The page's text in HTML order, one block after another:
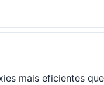
mais eficientes